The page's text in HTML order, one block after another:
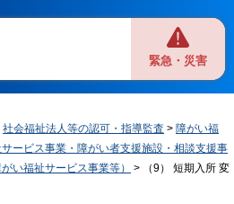
緊急・災害
社会福祉法人等の認可・指導監査 > 障がい福
ービス事業・障がい者支援施設・相談支援事
い福祉サービス事業等）
> （9） 短期入所 変